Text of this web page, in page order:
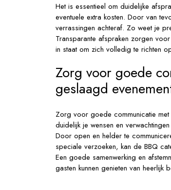
Het is essentieel om duidelijke
eventuele extra kosten. Door van
verrassingen achteraf. Zo weet je
Transparante afspraken zorgen
in staat om zich volledig te richten
Zorg voor goede
geslaagd
Zorg voor goede communicatie
duidelijk je wensen en
Door open en helder te
speciale verzoeken, kan de BBQ
Een goede samenwerking en
gasten kunnen genieten van heerlijk